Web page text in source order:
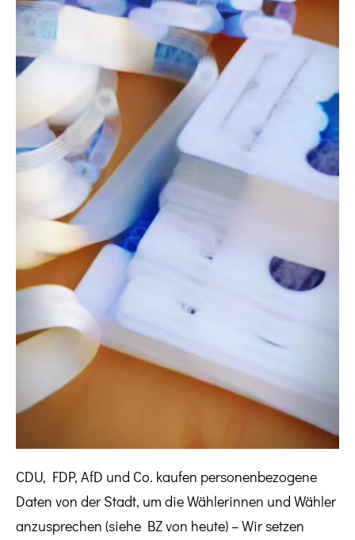
CDU, FDP, AfD und Co. kaufen personenbezogene
Daten von der Stadt, um die Wählerinnen und Wähler
anzusprechen (siehe BZ von heute) – Wir setzen